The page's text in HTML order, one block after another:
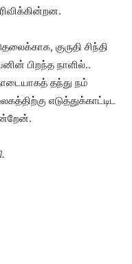
குருதி சிந்தி
பிறந்த நாளில்..
தந்து நம்
எடுத்துக்காட்டிட